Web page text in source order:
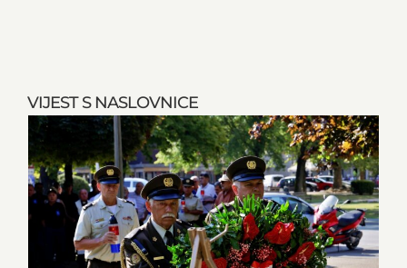
VIJEST S NASLOVNICE